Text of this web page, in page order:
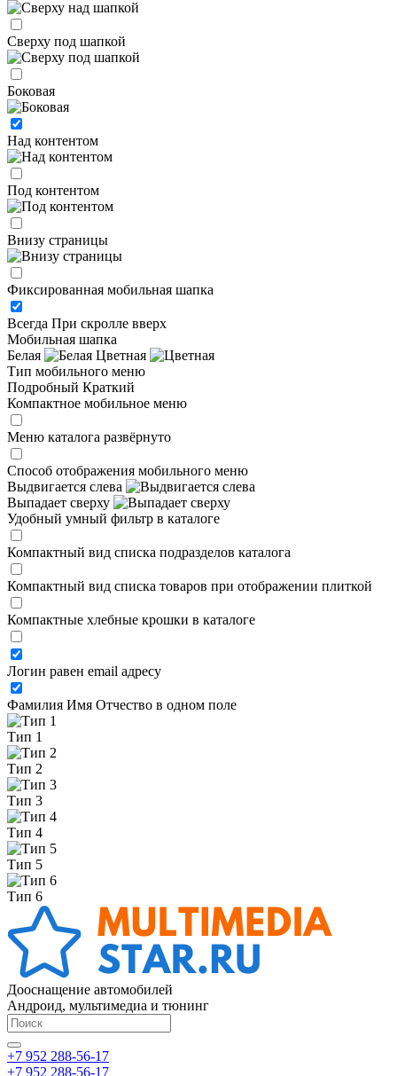
Сверху под шапкой
Боковая
Над контентом
Под контентом
Внизу страницы
Фиксированная мобильная шапка
Всегда При скролле вверх
Мобильная шапка
Белая
Цветная
Тип мобильного меню
Подробный Краткий
Компактное мобильное меню
Меню каталога развёрнуто
Способ отображения мобильного меню
Выдвигается слева
Выпадает сверху
Удобный умный фильтр в каталоге
Компактный вид списка подразделов каталога
Компактный вид списка товаров при отображении плиткой
Компактные хлебные крошки в каталоге
Логин равен email адресу
Фамилия Имя Отчество в одном поле
Тип 1
Тип 2
Тип 3
Тип 4
Тип 5
Тип 6
Дооснащение автомобилей
Андроид, мультимедиа и тюнинг
+7 952 288-56-17
+7 952 288-56-17